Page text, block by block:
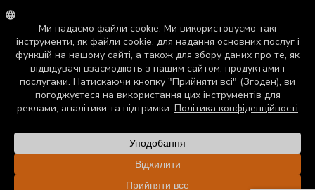
Рахунок:
NL83 INGB
0106 7536 22
©2026